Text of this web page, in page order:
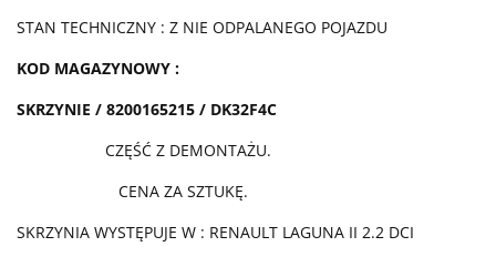
STAN TECHNICZNY : Z NIE ODPALANEGO POJAZDU
KOD MAGAZYNOWY :
SKRZYNIE / 8200165215 / DK32F4C
CZĘŚĆ Z DEMONTAŻU.
CENA ZA SZTUKĘ.
SKRZYNIA WYSTĘPUJE W : RENAULT LAGUNA II 2.2 DCI